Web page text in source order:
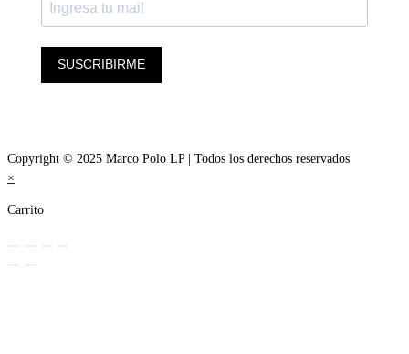
SUSCRIBIRME
Copyright © 2025 Marco Polo LP | Todos los derechos reservados
×
Carrito